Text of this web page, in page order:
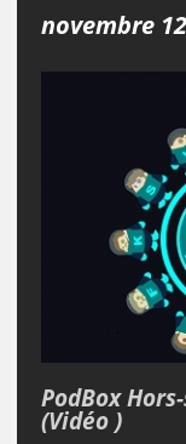
novembre
PodBox
(Vidéo )